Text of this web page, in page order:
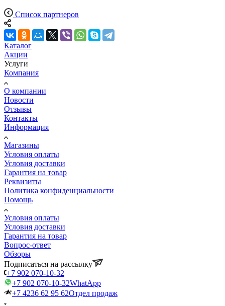
Список партнеров
Каталог
Акции
Услуги
Компания
О компании
Новости
Отзывы
Контакты
Информация
Магазины
Условия оплаты
Условия доставки
Гарантия на товар
Реквизиты
Политика конфиденциальности
Помощь
Условия оплаты
Условия доставки
Гарантия на товар
Вопрос-ответ
Обзоры
Подписаться на рассылку
+7 902 070-10-32
+7 902 070-10-32WhatApp
+7 4236 62 95 62Отдел продаж